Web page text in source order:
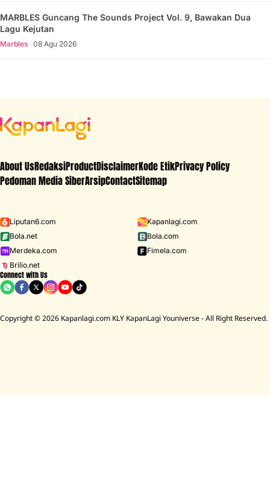
MARBLES Guncang The Sounds Project Vol. 9, Bawakan Dua
Lagu Kejutan
Marbles 08 Agu 2026
About UsRedaksiProductDisclaimerKode EtikPrivacy Policy
Pedoman Media SiberArsipContactSitemap
Liputan6.com
Kapanlagi.com
Bola.net
Bola.com
Merdeka.com
Fimela.com
Brilio.net
Connect with Us
Copyright © 2026 Kapanlagi.com KLY KapanLagi Youniverse - All Right Reserved.